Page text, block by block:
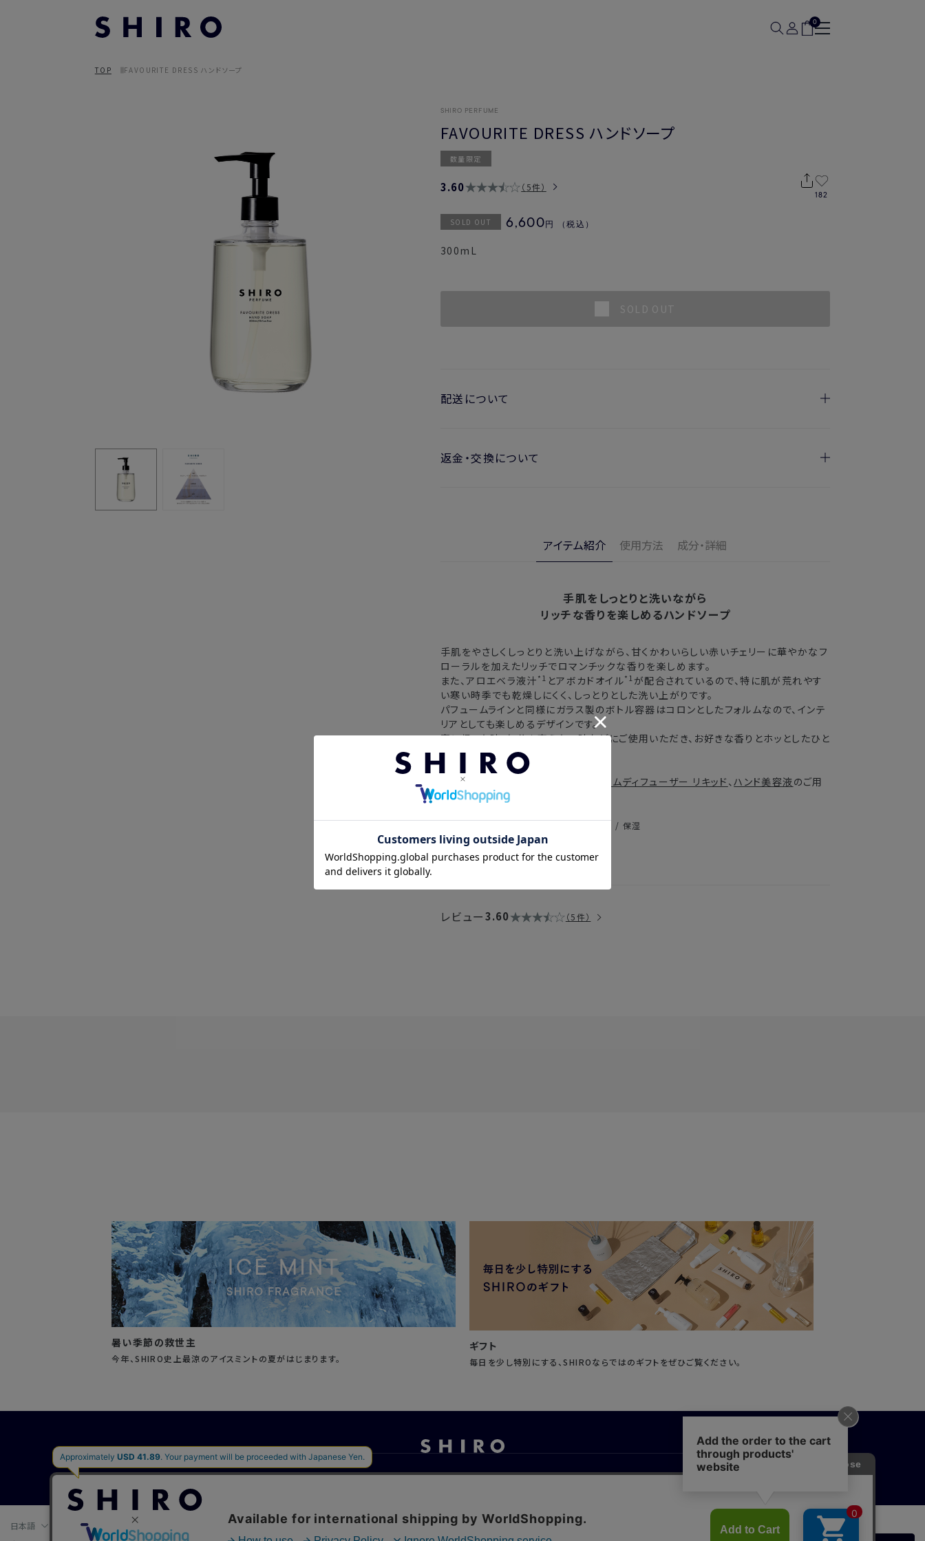
0
TOP FAVOURITE DRESS ハンドソープ
SHIRO PERFUME
FAVOURITE DRESS ハンドソープ
数量限定
3.60 5件
182
SOLD OUT 6,600 円 （税込）
300mL
SOLD OUT
配送について
注文後、お届けまでにかかる日数の目安
東北・関東・中部・関西
中国・四国・九州 3〜4日
沖縄県・離島 5〜8日
※以下に該当する場合、上記の日程で発送できない場合がございます。
・ラッピングのご注文、繁忙期および休業期間中
・ご注文内容の確認にお時間を要する
・複数製品購入により配送手配に時間がかかる
返金・交換について
からご確認ください。
入の場合、購入日の翌日から7日間
アイテム紹介 使用方法 成分・詳細
手肌をしっとりと洗いながら
リッチな香りを楽しめるハンドソープ
手肌をやさしくしっとりと洗い上げながら、甘くかわいらしい赤いチェリーに華やかなフ
ローラルを加えたリッチでロマンチックな香りを楽しめます。
また、アロエベラ液汁 *1 とアボカドオイル*1 が配合されているので、特に肌が荒れやす
い寒い時季でも乾燥しにくく、しっとりとした洗い上がりです。
パフュームラインと同様にガラス製のボトル容器はコロンとしたフォルムなので、インテ
リアとしても楽しめるデザインです。
家に帰った時、気分を変えたい時などにご使用いただき、お好きな香りとホッとしたひと
ときをお過ごしください。
同じ香りで パフュームディフューザー リキッド 、ハンド美容液のご用
意もございます。
*1 アロエベラ液汁 / 保湿 *2 アボカド油 / 保湿
レビュー3.60 5件
暑い季節の救世主
今年、SHIRO史上最涼のアイスミントの夏がはじまります。
ギフト
毎日を少し特別にする、SHIROならではのギフトをぜひご覧ください。
お問い合わせご利用ガイドよくあるご質問
会社概要ご利用規約特定商取引法に基づく表記 プライバシーポリシーソーシャルメディアポリシー
日本語
プライバシーポリシー